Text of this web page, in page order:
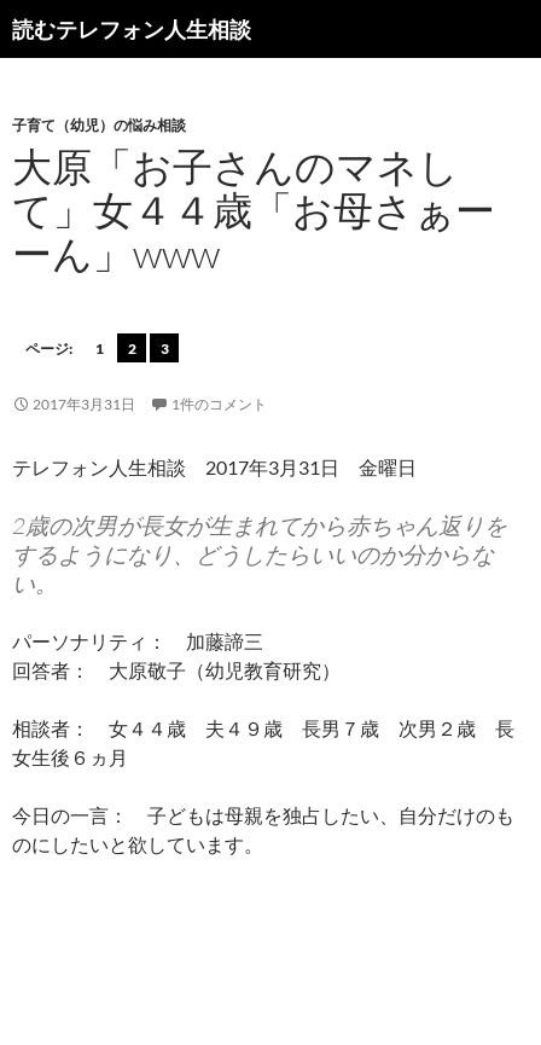
読むテレフォン人生相談
子育て（幼児）の悩み相談
大原「お子さんのマネし
て」女４４歳「お母さぁー
ーん」www
ページ: 1 2 3
2017年3月31日 1件のコメント
テレフォン人生相談 2017年3月31日 金曜日
2歳の次男が長女が生まれてから赤ちゃん返りを
するようになり、どうしたらいいのか分からな
い。
パーソナリティ： 加藤諦三
回答者： 大原敬子（幼児教育研究）
相談者： 女４４歳 夫４９歳 長男７歳 次男２歳 長
女生後６ヵ月
今日の一言： 子どもは母親を独占したい、自分だけのも
のにしたいと欲しています。